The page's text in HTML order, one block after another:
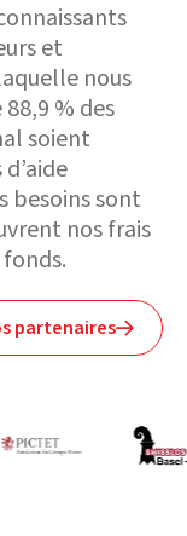
et
nous
% des
soient
besoins sont
nos frais
partenaires